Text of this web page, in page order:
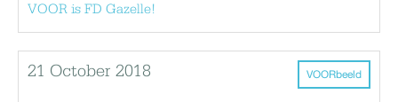
VOOR is FD Gazelle!
VOORbeeld
21 October 2018